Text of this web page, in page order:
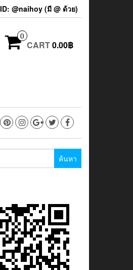
@naihoy (มี @ ด้วย)
0
CART0.00฿